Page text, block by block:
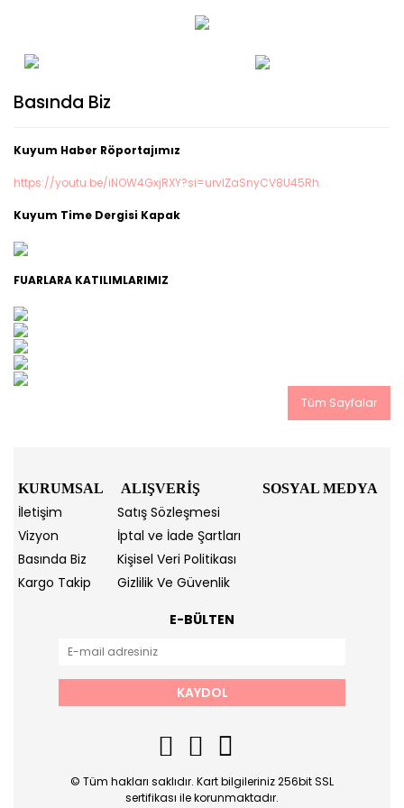
Basında Biz
Kuyum Haber Röportajımız
https://youtu.be/iNOW4GxjRXY?si=urvIZaSnyCV8U45Rh
Kuyum Time Dergisi Kapak
FUARLARA KATILIMLARIMIZ
Tüm Sayfalar
KURUMSAL ALIŞVERİŞ SOSYAL MEDYA
İletişim
Satış Sözleşmesi
Vizyon
İptal ve İade Şartları
Basında Biz
Kişisel Veri Politikası
Kargo Takip
Gizlilik Ve Güvenlik
E-BÜLTEN
KAYDOL
© Tüm hakları saklıdır. Kart bilgileriniz 256bit SSL
sertifikası ile korunmaktadır.